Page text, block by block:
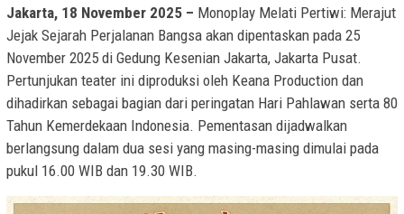
Jakarta, 18 November 2025 – Monoplay Melati Pertiwi: Merajut
Jejak Sejarah Perjalanan Bangsa akan dipentaskan pada 25
November 2025 di Gedung Kesenian Jakarta, Jakarta Pusat.
Pertunjukan teater ini diproduksi oleh Keana Production dan
dihadirkan sebagai bagian dari peringatan Hari Pahlawan serta 80
Tahun Kemerdekaan Indonesia. Pementasan dijadwalkan
berlangsung dalam dua sesi yang masing-masing dimulai pada
pukul 16.00 WIB dan 19.30 WIB.